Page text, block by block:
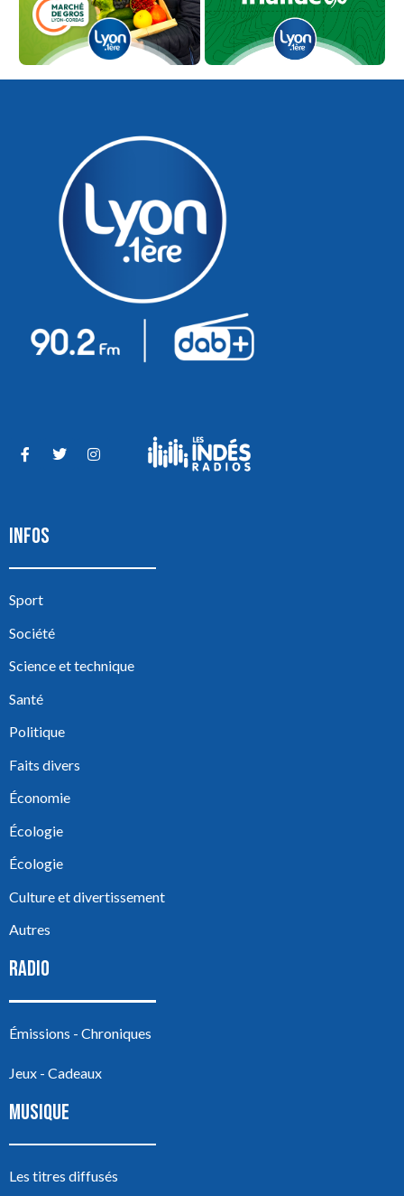
INFOS
Sport
Société
Science et technique
Santé
Politique
Faits divers
Économie
Écologie
Écologie
Culture et divertissement
Autres
RADIO
Émissions - Chroniques
Jeux - Cadeaux
MUSIQUE
Les titres diffusés